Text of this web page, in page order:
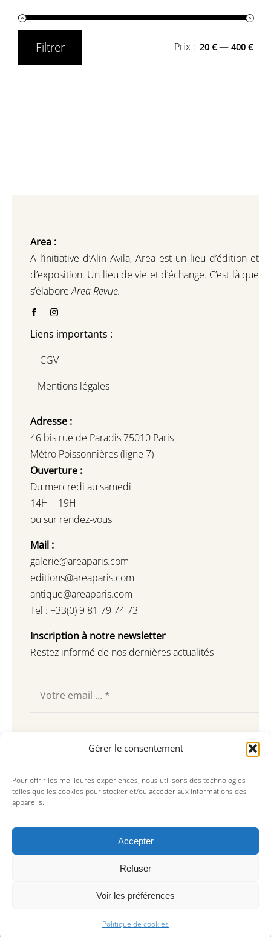
Gérer le consentement
Pour offrir les meilleures expériences, nous utilisons des technologies
telles que les cookies pour stocker et/ou accéder aux informations des
appareils.
Accepter
Refuser
Voir les préférences
Politique de cookies
Filtrer Prix : 20 €—400 €
Area :
A l’initiative d’Alin Avila, Area est un lieu d’édition et
d’exposition. Un lieu de vie et d’échange. C’est là que
s’élaboreArea Revue.
Liens importants :
– CGV
– Mentions légales
Adresse :
46 bis rue de Paradis 75010 Paris
Métro Poissonnières (ligne 7)
Ouverture :
Du mercredi au samedi
14H – 19H
ou sur rendez-vous
Mail :
galerie@areaparis.com
editions@areaparis.com
antique@areaparis.com
Tel : +33(0) 9 81 79 74 73
Inscription à notre newsletter
Restez informé de nos dernières actualités
Souscrire
© Copyright 2023, AREA Paris